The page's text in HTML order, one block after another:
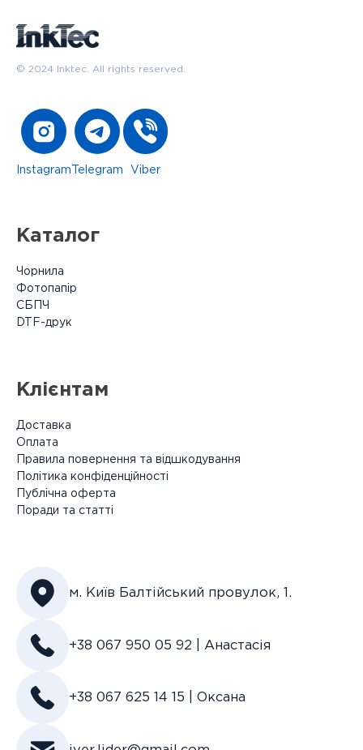
© 2024 Inktec. All rights reserved.
Instagram Telegram Viber
Каталог
Чорнила
Фотопапір
СБПЧ
DTF-друк
Клієнтам
Доставка
Оплата
Правила повернення та відшкодування
Політика конфіденційності
Публічна оферта
Поради та статті
м. Київ Балтійський провулок, 1.
+38 067 950 05 92 | Анастасія
+38 067 625 14 15 | Оксана